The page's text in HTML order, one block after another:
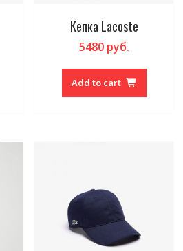
Кепка Lacoste
5480руб.
Add to cart